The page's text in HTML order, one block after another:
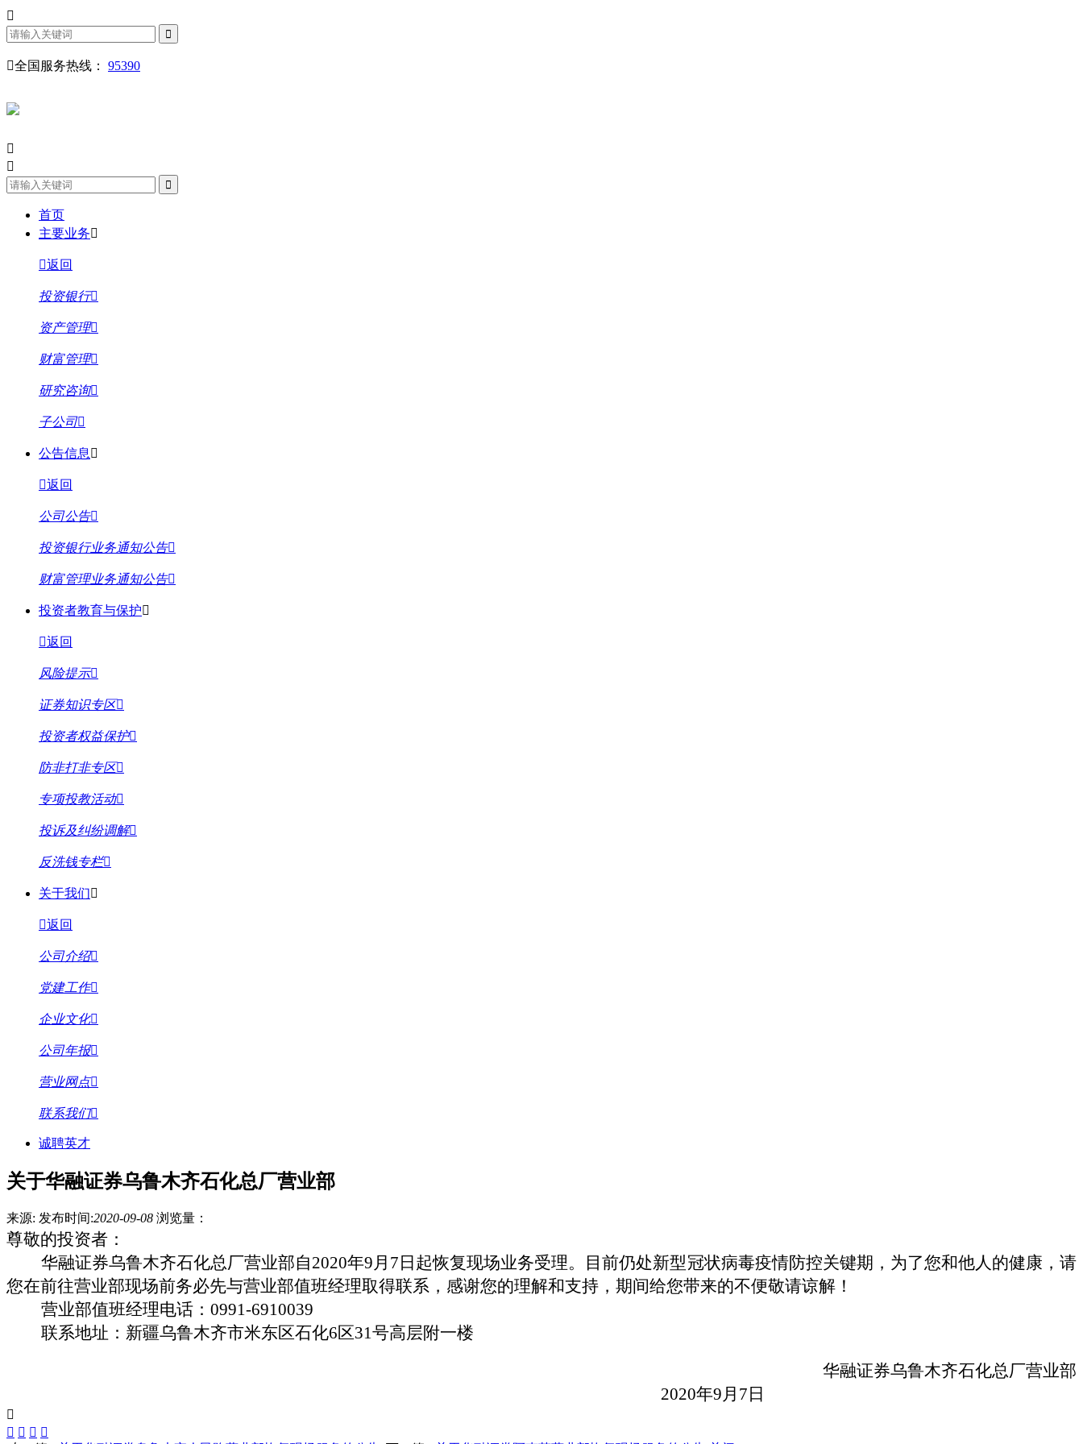
全国服务热线： 95390
首页
主要业务
返回
投资银行
资产管理
财富管理
研究咨询
子公司
公告信息
返回
公司公告
投资银行业务通知公告
财富管理业务通知公告
投资者教育与保护
返回
风险提示
证券知识专区
投资者权益保护
防非打非专区
专项投教活动
投诉及纠纷调解
反洗钱专栏
关于我们
返回
公司介绍
党建工作
企业文化
公司年报
营业网点
联系我们
诚聘英才
关于华融证券乌鲁木齐石化总厂营业部
来源: 发布时间:2020-09-08 浏览量：
尊敬的投资者：
华融证券乌鲁木齐石化总厂营业部自2020年9 月 7 日起恢复现场业务受理。目前仍处新型冠状病毒疫情防控关键期，为了您和他人的健康，请
您在前往营业部现场前务必先与营业部值班经理取得联系，感谢您的理解和支持，期间给您带来的不便敬请谅解！
营业部值班经理电话： 0991-6910039
联系地址：新疆乌鲁木齐市米东区石化6区31号高层附一楼
华融证券乌鲁木齐石化总厂营业部
2020年9 月 7 日